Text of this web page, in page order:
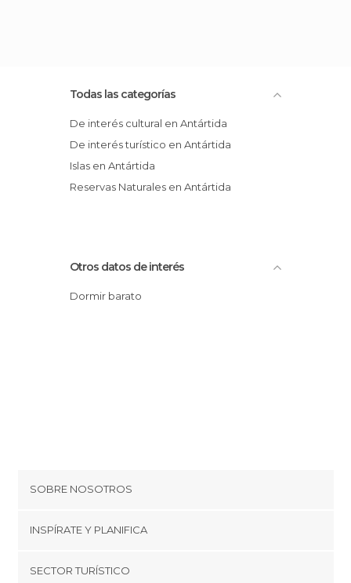
Todas las categorías
De interés cultural en Antártida
De interés turístico en Antártida
Islas en Antártida
Reservas Naturales en Antártida
Otros datos de interés
Dormir barato
SOBRE NOSOTROS
Cookies
Términos y condiciones
INSPÍRATE Y PLANIFICA
SECTOR TURÍSTICO